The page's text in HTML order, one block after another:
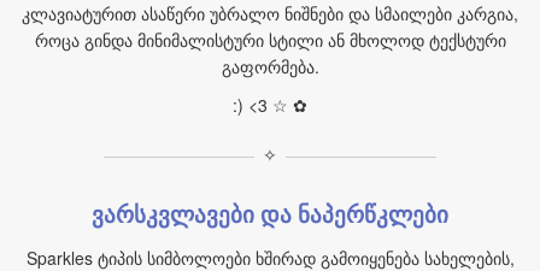
კლავიატურით ასაწერი უბრალო ნიშნები და სმაილები კარგია,
როცა გინდა მინიმალისტური სტილი ან მხოლოდ ტექსტური
გაფორმება.
:) <3 ☆ ✿
✧
ვარსკვლავები და ნაპერწკლები
Sparkles ტიპის სიმბოლოები ხშირად გამოიყენება სახელების,